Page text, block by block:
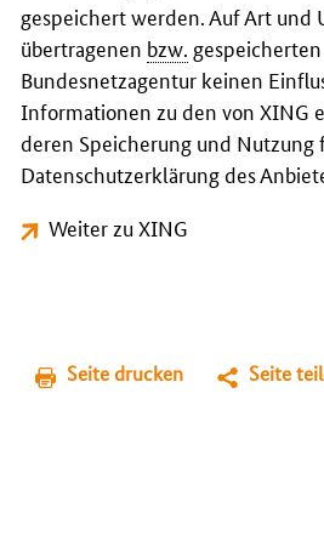
gespeichert werden. Auf Art und
übertragenen bzw.
Bundesnetzagentur keinen
Informationen zu den von XING
deren Speicherung und Nutzung
Datenschutzerklärung des
Weiter zu XING
Seite drucken Seite